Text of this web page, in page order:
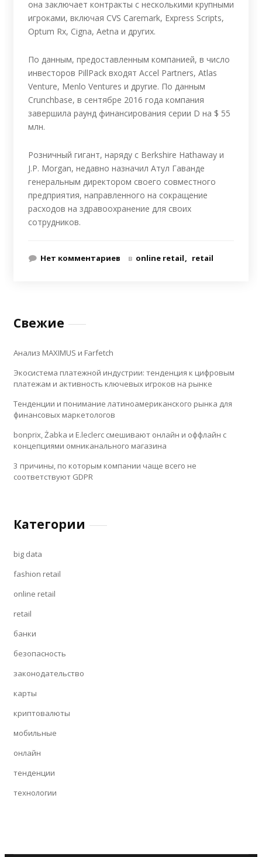
она заключает контракты с несколькими крупными
игроками, включая CVS Caremark, Express Scripts,
Optum Rx, Cigna, Aetna и других.
По данным, предоставленным компанией, в число
инвесторов PillPack входят Accel Partners, Atlas
Venture, Menlo Ventures и другие. По данным
Crunchbase, в сентябре 2016 года компания
завершила раунд финансирования серии D на $ 55
млн.
Розничный гигант, наряду с Berkshire Hathaway и
J.P. Morgan, недавно назначил Атул Гаванде
генеральным директором своего совместного
предприятия, направленного на сокращение
расходов на здравоохранение для своих
сотрудников.
Нет комментариев в online retail retail
Свежие
Анализ MAXIMUS и Farfetch
Экосистема платежной индустрии: тенденция к цифровым
платежам и активность ключевых игроков на рынке
Тенденции и понимание латиноамериканского рынка для
финансовых маркетологов
bonprix, Żabka и E.leclerc смешивают онлайн и оффлайн с
концепциями омниканального магазина
3 причины, по которым компании чаще всего не
соответствуют GDPR
Категории
big data
fashion retail
online retail
retail
банки
безопасность
законодательство
карты
криптовалюты
мобильные
онлайн
тенденции
технологии